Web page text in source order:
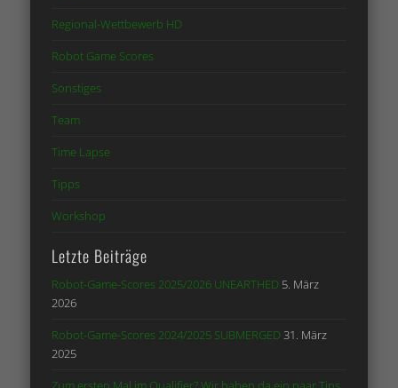
Regional-Wettbewerb HD
Robot Game Scores
Sonstiges
Team
Time Lapse
Tipps
Workshop
Letzte Beiträge
Robot-Game-Scores 2025/2026 UNEARTHED 5. März
2026
Robot-Game-Scores 2024/2025 SUBMERGED31. März
2025